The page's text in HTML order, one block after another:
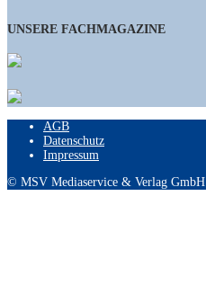
UNSERE FACHMAGAZINE
AGB
Datenschutz
Impressum
© MSV Mediaservice & Verlag GmbH